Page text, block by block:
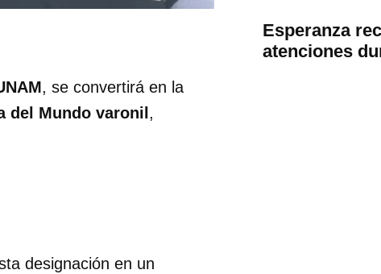
, se convertirá en la
del Mundo varonil ,
designación en un
Esperanza
atenciones